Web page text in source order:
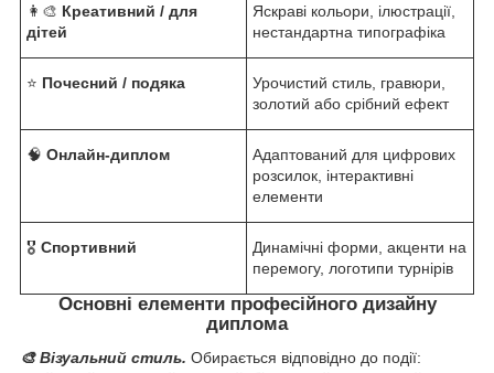
👩‍🎨 Креативний / для
дітей
Яскраві кольори, ілюстрації,
нестандартна типографіка
⭐ Почесний / подяка
Урочистий стиль, гравюри,
золотий або срібний ефект
🧠 Онлайн-диплом
Адаптований для цифрових
розсилок, інтерактивні
елементи
🎖 Спортивний
Динамічні форми, акценти на
перемогу, логотипи турнірів
Основні елементи професійного дизайну
диплома
🎨 Візуальний стиль. Обирається відповідно до події: